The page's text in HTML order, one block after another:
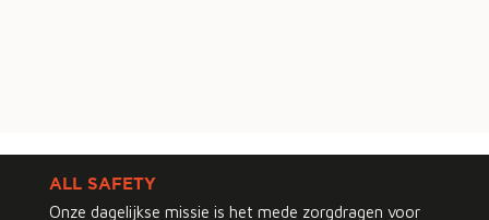
ALL SAFETY
Onze dagelijkse missie is het mede zorgdragen voor